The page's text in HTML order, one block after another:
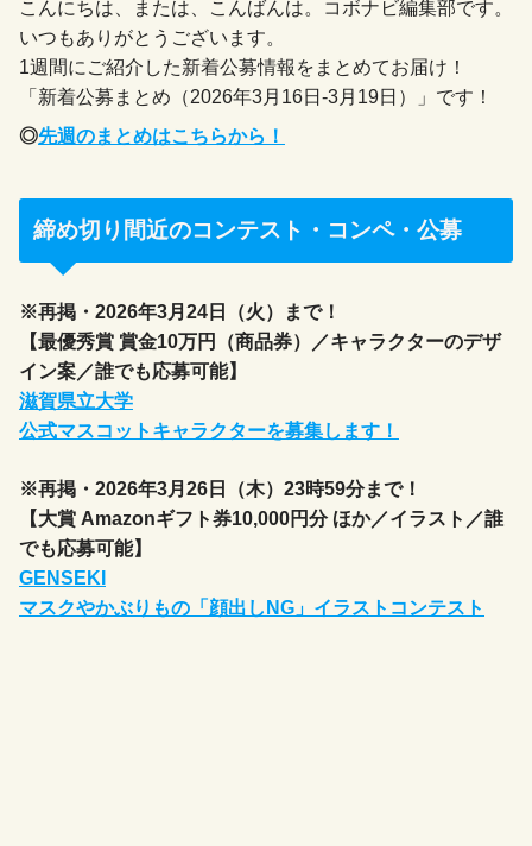
こんにちは、または、こんばんは。コボナビ編集部です。
いつもありがとうございます。
1週間にご紹介した新着公募情報をまとめてお届け！
「新着公募まとめ（2026年3月16日-3月19日）」です！
◎先週のまとめはこちらから！
締め切り間近のコンテスト・コンペ・公募
※再掲・2026年3月24日（火）まで！
【最優秀賞 賞金10万円（商品券）／キャラクターのデザ
イン案／誰でも応募可能】
滋賀県立大学
公式マスコットキャラクターを募集します！
※再掲・2026年3月26日（木）23時59分まで！
【大賞 Amazonギフト券10,000円分 ほか／イラスト／誰
でも応募可能】
GENSEKI
マスクやかぶりもの「顔出しNG」イラストコンテスト